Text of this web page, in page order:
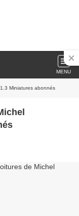
MENU
Miniatures abonnés